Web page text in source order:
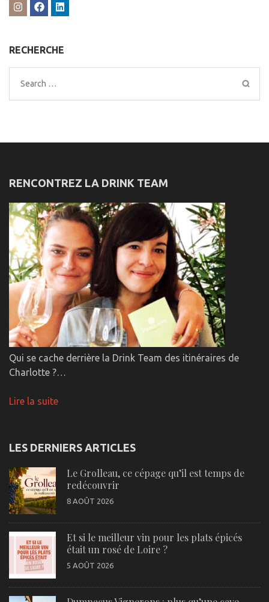
RECHERCHE
Search
for:
RENCONTREZ LA DRINK TEAM
Qui se cache derrière la Drink Team des itinéraires de
Charlotte ?…
Lire la suite
LES DERNIERS ARTICLES
Le Grolleau, ce cépage qu’il est temps de
redécouvrir
8 AOÛT 2026
Et si le meilleur vin pour les plats épicés
était un rosé de Loire ?
5 AOÛT 2026